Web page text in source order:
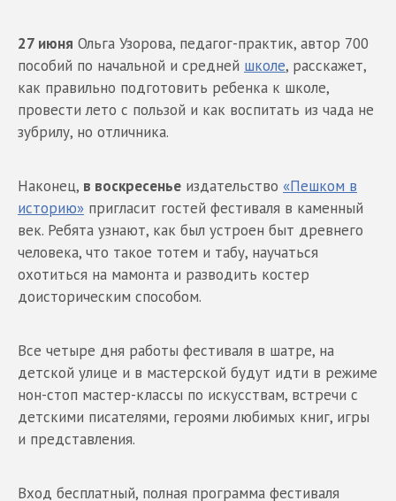
27 июня Ольга Узорова, педагог-практик, автор 700
пособий по начальной и средней школе, расскажет,
как правильно подготовить ребенка к школе,
провести лето с пользой и как воспитать из чада не
зубрилу, но отличника.
Наконец, в воскресенье издательство «Пешком в
историю» пригласит гостей фестиваля в каменный
век. Ребята узнают, как был устроен быт древнего
человека, что такое тотем и табу, научаться
охотиться на мамонта и разводить костер
доисторическим способом.
Все четыре дня работы фестиваля в шатре, на
детской улице и в мастерской будут идти в режиме
нон-стоп мастер-классы по искусствам, встречи с
детскими писателями, героями любимых книг, игры
и представления.
Вход бесплатный, полная программа фестиваля